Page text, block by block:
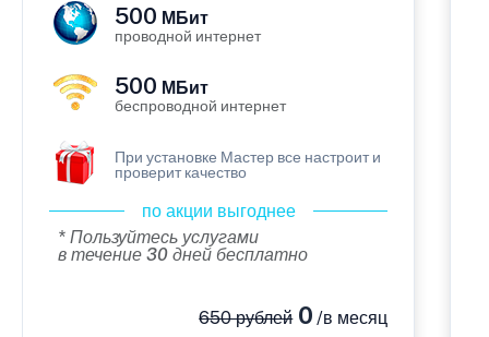
500 МБит
проводной интернет
500 МБит
беспроводной интернет
При установке Мастер все настроит и
проверит качество
по акции выгоднее
* Пользуйтесь услугами
в течение 30 дней бесплатно
650 рублей0 /в месяц